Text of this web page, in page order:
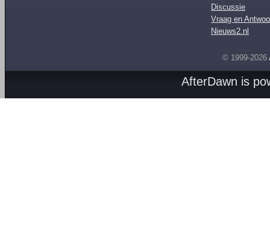
Discussie
Vraag en
Nieuws2.nl
© 1999-2026
AfterDawn is